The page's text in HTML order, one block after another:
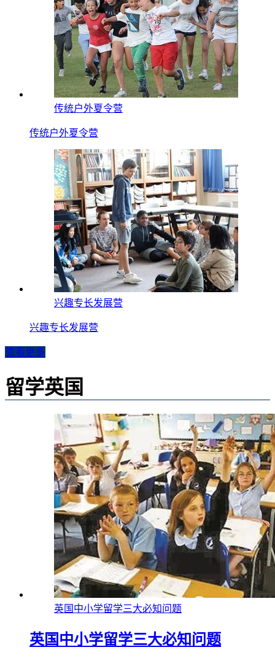
传统户外夏令营
传统户外夏令营
兴趣专长发展营
兴趣专长发展营
查看更多
留学英国
英国中小学留学三大必知问题
英国中小学留学三大必知问题